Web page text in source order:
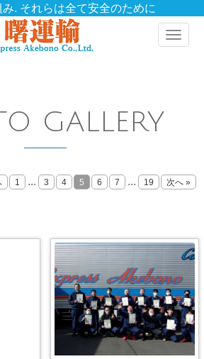
. それらは全て安全のために
Toggle
GALLERY
1 ... 3 4 5 6 7 ... 19 次へ »